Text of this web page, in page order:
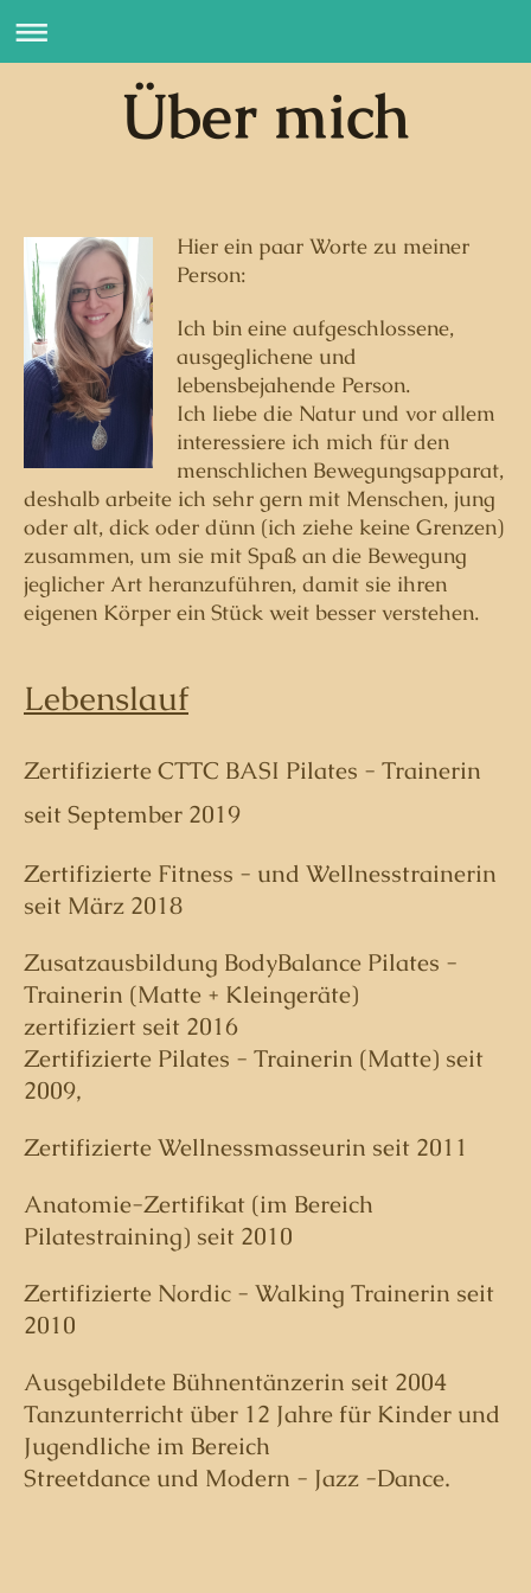
Über mich
Hier ein paar Worte zu meiner
Person:
Ich bin eine aufgeschlossene,
ausgeglichene und
lebensbejahende Person.
Ich liebe die Natur und vor allem
interessiere ich mich für den
menschlichen Bewegungsapparat,
deshalb arbeite ich sehr gern mit Menschen, jung
oder alt, dick oder dünn (ich ziehe keine Grenzen)
zusammen, um sie mit Spaß an die Bewegung
jeglicher Art heranzuführen, damit sie ihren
eigenen Körper ein Stück weit besser verstehen.
Lebenslauf
Zertifizierte CTTC BASI Pilates - Trainerin
seit September 2019
Zertifizierte Fitness - und Wellnesstrainerin
seit März 2018
Zusatzausbildung BodyBalance Pilates -
Trainerin (Matte + Kleingeräte)
zertifiziert seit 2016
Zertifizierte Pilates - Trainerin (Matte) seit
2009,
Zertifizierte Wellnessmasseurin seit 2011
Anatomie-Zertifikat (im Bereich
Pilatestraining) seit 2010
Zertifizierte Nordic - Walking Trainerin seit
2010
Ausgebildete Bühnentänzerin seit 2004
Tanzunterricht über 12 Jahre für Kinder und
Jugendliche im Bereich
Streetdance und Modern - Jazz -Dance.